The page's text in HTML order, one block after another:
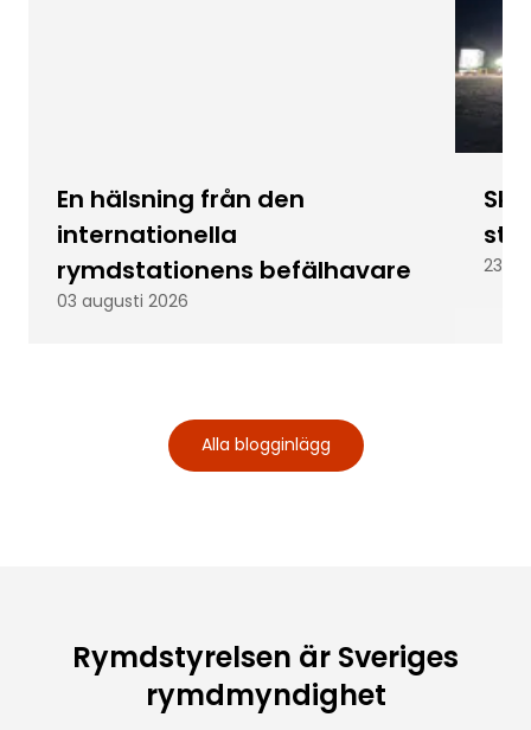
En hälsning från den
internationella
rymdstationens befälhavare
03 augusti 2026
23
Alla blogginlägg
Rymdstyrelsen är Sveriges
rymdmyndighet